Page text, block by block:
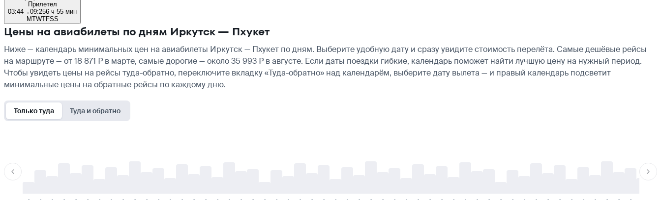
Прилетел
03:44→09:256 ч 55 мин
MTWTFSS
Цены на авиабилеты по дням Иркутск — Пхукет
Ниже — календарь минимальных цен на авиабилеты Иркутск — Пхукет по дням. Выберите удобную дату и сразу увидите стоимость перелёта. Самые дешёвые рейсы
на маршруте — от 18 871 ₽ в марте, самые дорогие — около 35 993 ₽ в августе. Если даты поездки гибкие, календарь поможет найти лучшую цену на нужный период.
Чтобы увидеть цены на рейсы туда-обратно, переключите вкладку «Туда-обратно» над календарём, выберите дату вылета — и правый календарь подсветит
минимальные цены на обратные рейсы по каждому дню.
Только туда Туда и обратно
- - - - - - - - - - - - - - - - - - - - - - - - - - - - - - - - - - - - - - - - - - - - - - - - - - - -